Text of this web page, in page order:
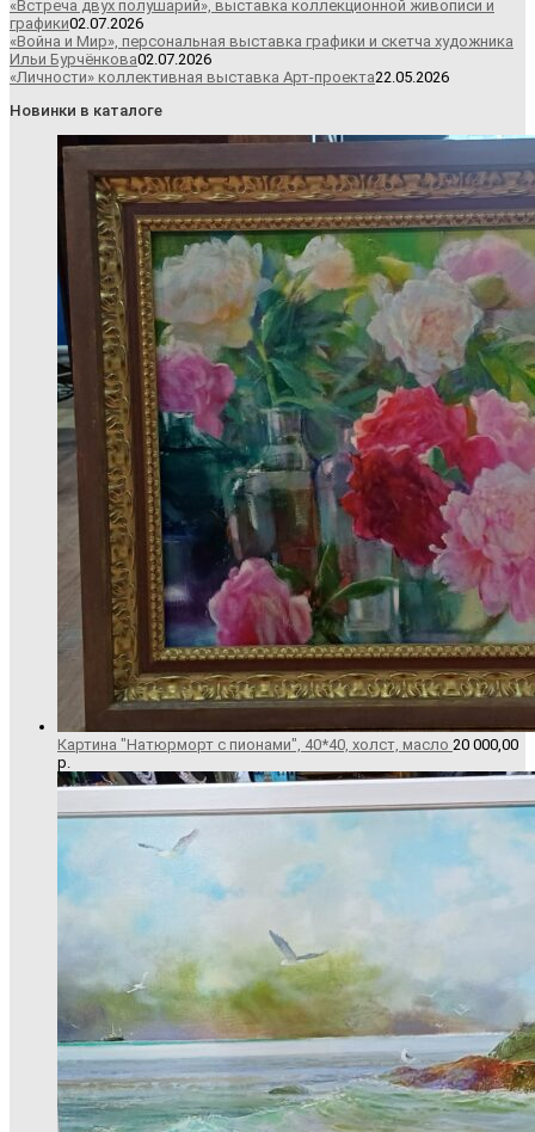
«Встреча двух полушарий», выставка коллекционной живописи и
графики02.07.2026
«Война и Мир», персональная выставка графики и скетча художника
Ильи Бурчёнкова02.07.2026
«Личности» коллективная выставка Арт-проекта22.05.2026
Новинки в каталоге
Картина "Натюрморт с пионами", 40*40, холст, масло 20 000,00
р.